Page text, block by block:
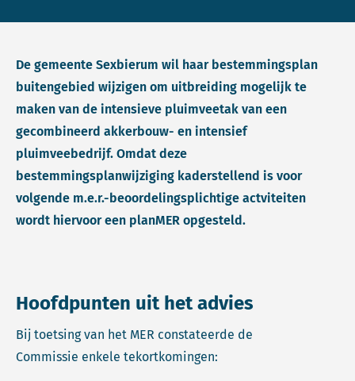
De gemeente Sexbierum wil haar bestemmingsplan
buitengebied wijzigen om uitbreiding mogelijk te
maken van de intensieve pluimveetak van een
gecombineerd akkerbouw- en intensief
pluimveebedrijf. Omdat deze
bestemmingsplanwijziging kaderstellend is voor
volgende m.e.r.-beoordelingsplichtige actviteiten
wordt hiervoor een planMER opgesteld.
Hoofdpunten uit het advies
Bij toetsing van het MER constateerde de
Commissie enkele tekortkomingen: